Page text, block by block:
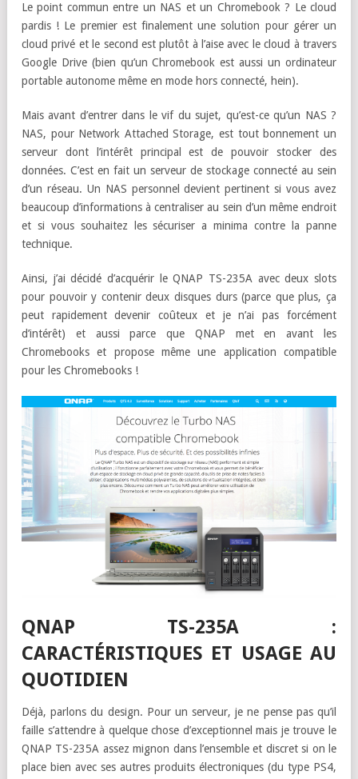
Le point commun entre un NAS et un Chromebook ? Le cloud
pardis ! Le premier est finalement une solution pour gérer un
cloud privé et le second est plutôt à l’aise avec le cloud à travers
Google Drive (bien qu’un Chromebook est aussi un ordinateur
portable autonome même en mode hors connecté, hein).
Mais avant d’entrer dans le vif du sujet, qu’est-ce qu’un NAS ?
NAS, pour Network Attached Storage, est tout bonnement un
serveur dont l’intérêt principal est de pouvoir stocker des
données. C’est en fait un serveur de stockage connecté au sein
d’un réseau. Un NAS personnel devient pertinent si vous avez
beaucoup d’informations à centraliser au sein d’un même endroit
et si vous souhaitez les sécuriser a minima contre la panne
technique.
Ainsi, j’ai décidé d’acquérir le QNAP TS-235A avec deux slots
pour pouvoir y contenir deux disques durs (parce que plus, ça
peut rapidement devenir coûteux et je n’ai pas forcément
d’intérêt) et aussi parce que QNAP met en avant les
Chromebooks et propose même une application compatible
pour les Chromebooks !
QNAP TS-235A :
CARACTÉRISTIQUES ET USAGE AU
QUOTIDIEN
Déjà, parlons du design. Pour un serveur, je ne pense pas qu’il
faille s’attendre à quelque chose d’exceptionnel mais je trouve le
QNAP TS-235A assez mignon dans l’ensemble et discret si on le
place bien avec ses autres produits électroniques (du type PS4,